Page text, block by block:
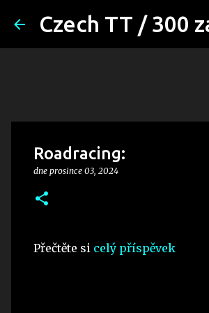
Czech TT / 300
Roadracing:
dne prosince 03, 2024
Přečtěte si celý příspěvek